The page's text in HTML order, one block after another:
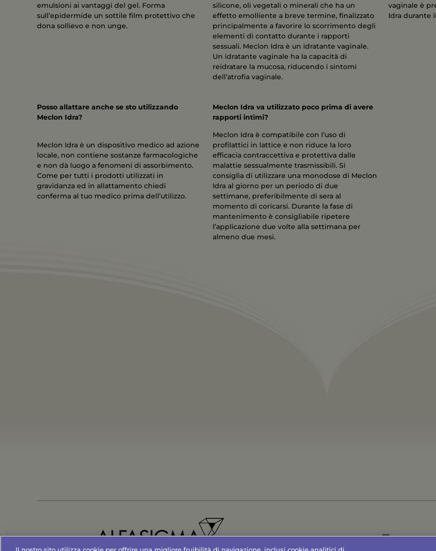
emulsioni ai vantaggi del gel. Forma
sull’epidermide un sottile film protettivo che
dona sollievo e non unge.
silicone, oli vegetali o minerali che ha un
effetto emolliente a breve termine, finalizzato
principalmente a favorire lo scorrimento degli
elementi di contatto durante i rapporti
sessuali. Meclon Idra è un idratante vaginale.
Un idratante vaginale ha la capacità di
reidratare la mucosa, riducendo i sintomi
dell’atrofia vaginale.
vaginale è
Idra durante
Posso allattare anche se sto utilizzando
Meclon Idra?
Meclon Idra è un dispositivo medico ad azione
locale, non contiene sostanze farmacologiche
e non dà luogo a fenomeni di assorbimento.
Come per tutti i prodotti utilizzati in
gravidanza ed in allattamento chiedi
conferma al tuo medico prima dell’utilizzo.
Meclon Idra va utilizzato poco prima di avere
rapporti intimi?
Meclon Idra è compatibile con l’uso di
profilattici in lattice e non riduce la loro
efficacia contraccettiva e protettiva dalle
malattie sessualmente trasmissibili. Si
consiglia di utilizzare una monodose di Meclon
Idra al giorno per un periodo di due
settimane, preferibilmente di sera al
momento di coricarsi. Durante la fase di
mantenimento è consigliabile ripetere
l’applicazione due volte alla settimana per
almeno due mesi.